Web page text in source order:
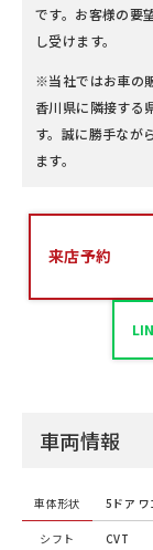
です。お客様の要
し受けます。
※当社ではお車の
香川県に隣接する
す。誠に勝手なが
ます。
来店予約
車両情報
車体形状 5ドア ワ
シフト CVT